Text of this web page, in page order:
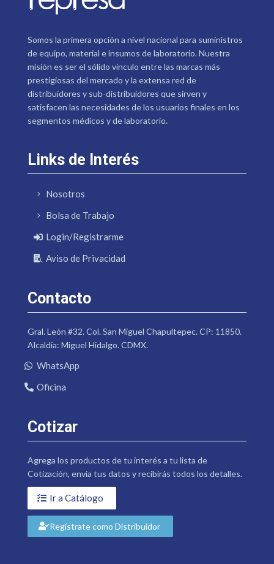
Somos la primera opción a nivel nacional para suministros
de equipo, material e insumos de laboratorio. Nuestra
misión es ser el sólido vínculo entre las marcas más
prestigiosas del mercado y la extensa red de
distribuidores y sub-distribuidores que sirven y
satisfacen las necesidades de los usuarios finales en los
segmentos médicos y de laboratorio.
Links de Interés
Nosotros
Bolsa de Trabajo
Login/Registrarme
Aviso de Privacidad
Contacto
Gral. León #32. Col. San Miguel Chapultepec. CP: 11850.
Alcaldía: Miguel Hidalgo. CDMX.
WhatsApp
Oficina
Cotizar
Agrega los productos de tu interés a tu lista de
Cotización, envía tus datos y recibirás todos los detalles.
Ir a Catálogo
Regístrate como Distribuidor